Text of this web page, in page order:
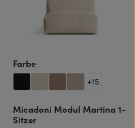
Farbeauswählen
+15
Micadoni Modul Martina 1-
Sitzer